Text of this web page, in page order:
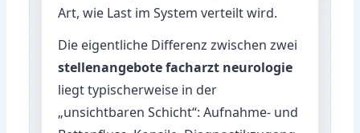
Art, wie Last im System verteilt wird.
Die eigentliche Differenz zwischen zwei
stellenangebote facharzt neurologie
liegt typischerweise in der
„unsichtbaren Schicht“: Aufnahme- und